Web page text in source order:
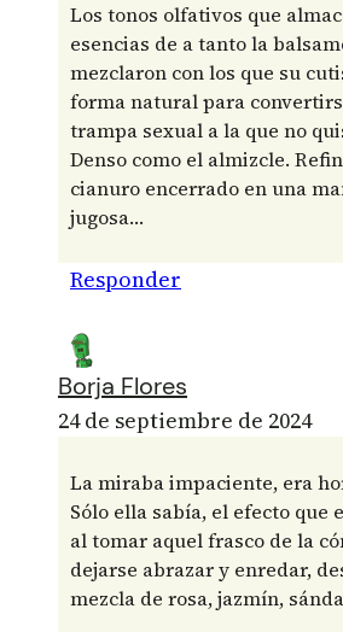
Los tonos olfativos que
esencias de a tanto la
mezclaron con los que su
forma natural para
trampa sexual a la que no
Denso como el almizcle.
cianuro encerrado en una
jugosa…
Responder
Borja Flores
24 de septiembre de 2024
La miraba impaciente, era
Sólo ella sabía, el efecto que
al tomar aquel frasco de la
dejarse abrazar y enredar,
mezcla de rosa, jazmín,